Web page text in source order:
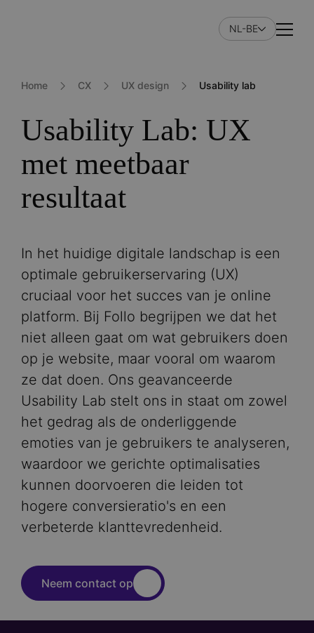
NL-BE
Home CX UX design Usability lab
Usability Lab: UX
met meetbaar
resultaat
In het huidige digitale landschap is een
optimale gebruikerservaring (UX)
cruciaal voor het succes van je online
platform. Bij Follo begrijpen we dat het
niet alleen gaat om wat gebruikers doen
op je website, maar vooral om waarom
ze dat doen. Ons geavanceerde
Usability Lab stelt ons in staat om zowel
het gedrag als de onderliggende
emoties van je gebruikers te analyseren,
waardoor we gerichte optimalisaties
kunnen doorvoeren die leiden tot
hogere conversieratio's en een
verbeterde klanttevredenheid.
Neem contact op